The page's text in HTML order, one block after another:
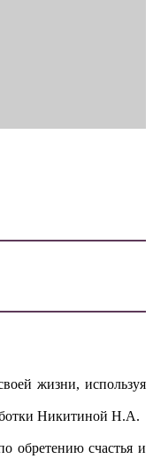
жизни, используя
Никитиной Н.А.
обретению счастья и